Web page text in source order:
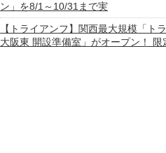
ン」を8/1～10/31まで実
【トライアンフ】関西最大規模「ト
大阪東 開設準備室」がオープン！ 限